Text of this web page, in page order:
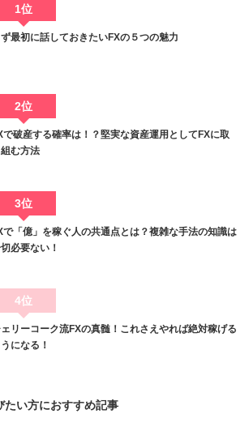
1位
ず最初に話しておきたいFXの５つの魅力
2位
で破産する確率は！？堅実な資産運用としてFXに取
組む方法
3位
で「億」を稼ぐ人の共通点とは？複雑な手法の知識は
必要ない！
4位
リーコーク流FXの真髄！これさえやれば絶対稼げる
になる！
たい方におすすめ記事